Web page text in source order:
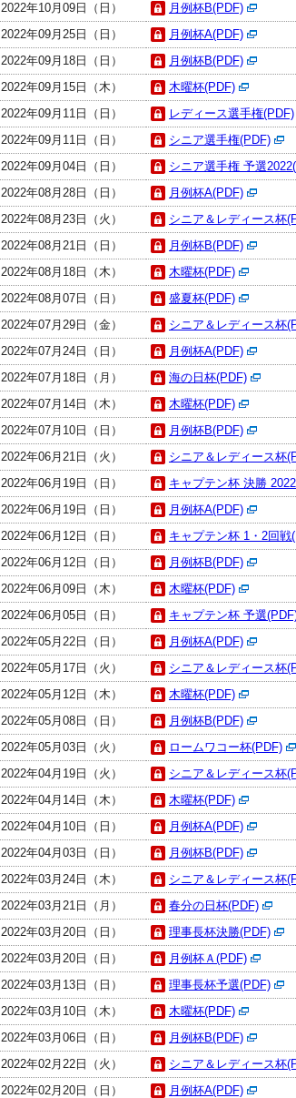
2022年10月09日（日）
月例杯B(PDF)
2022年09月25日（日）
月例杯A(PDF)
2022年09月18日（日）
月例杯B(PDF)
2022年09月15日（木）
木曜杯(PDF)
2022年09月11日（日）
レディース選手権(PDF)
2022年09月11日（日）
シニア選手権(PDF)
2022年09月04日（日）
シニア選手権 予選
2022年08月28日（日）
月例杯A(PDF)
2022年08月23日（火）
シニア＆レディース杯
2022年08月21日（日）
月例杯B(PDF)
2022年08月18日（木）
木曜杯(PDF)
2022年08月07日（日）
盛夏杯(PDF)
2022年07月29日（金）
シニア＆レディース杯
2022年07月24日（日）
月例杯A(PDF)
2022年07月18日（月）
海の日杯(PDF)
2022年07月14日（木）
木曜杯(PDF)
2022年07月10日（日）
月例杯B(PDF)
2022年06月21日（火）
シニア＆レディース杯
2022年06月19日（日）
キャプテン杯 決勝
2022年06月19日（日）
月例杯A(PDF)
2022年06月12日（日）
キャプテン杯 1・2回戦
2022年06月12日（日）
月例杯B(PDF)
2022年06月09日（木）
木曜杯(PDF)
2022年06月05日（日）
キャプテン杯 予選
2022年05月22日（日）
月例杯A(PDF)
2022年05月17日（火）
シニア＆レディース杯
2022年05月12日（木）
木曜杯(PDF)
2022年05月08日（日）
月例杯B(PDF)
2022年05月03日（火）
ロームワコー杯(PDF)
2022年04月19日（火）
シニア＆レディース杯
2022年04月14日（木）
木曜杯(PDF)
2022年04月10日（日）
月例杯A(PDF)
2022年04月03日（日）
月例杯B(PDF)
2022年03月24日（木）
シニア＆レディース杯
2022年03月21日（月）
春分の日杯(PDF)
2022年03月20日（日）
理事長杯決勝(PDF)
2022年03月20日（日）
月例杯Ａ(PDF)
2022年03月13日（日）
理事長杯予選(PDF)
2022年03月10日（木）
木曜杯(PDF)
2022年03月06日（日）
月例杯B(PDF)
2022年02月22日（火）
シニア＆レディース杯
2022年02月20日（日）
月例杯A(PDF)